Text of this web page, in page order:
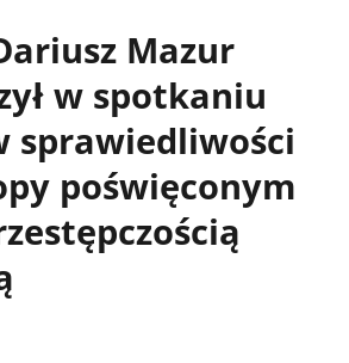
Mazur
w spotkaniu
sprawiedliwości
poświęconym